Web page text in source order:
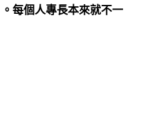
每個人專長本來就不一